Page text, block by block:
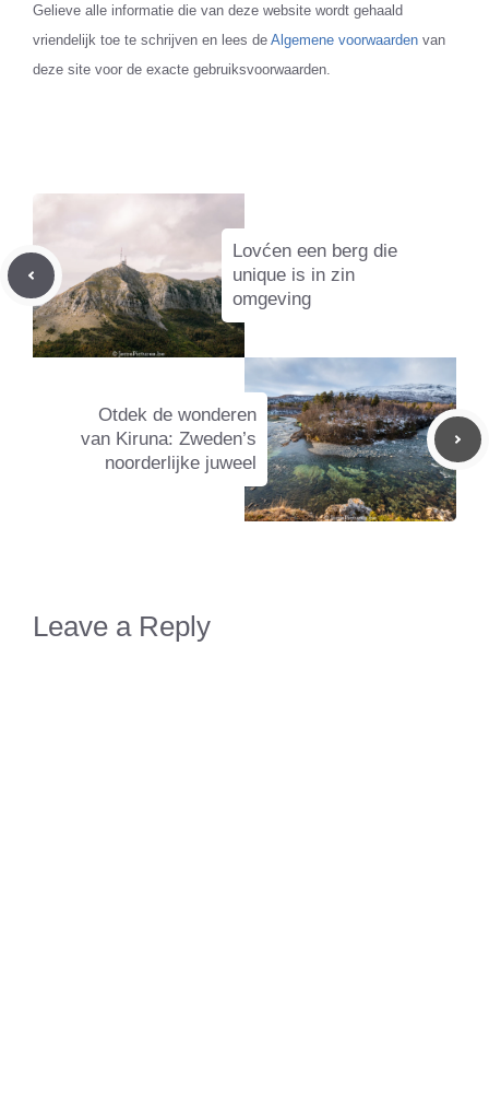
Gelieve alle informatie die van deze website wordt gehaald
vriendelijk toe te schrijven en lees de Algemene voorwaarden van
deze site voor de exacte gebruiksvoorwaarden.
Lovćen een berg die
unique is in zin
omgeving
Otdek de wonderen
van Kiruna: Zweden’s
noorderlijke juweel
Leave a Reply